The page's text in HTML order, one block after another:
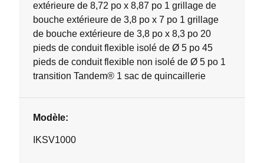
extérieure de 8,72 po x 8,87 po 1 grillage de
bouche extérieure de 3,8 po x 7 po 1 grillage
de bouche extérieure de 3,8 po x 8,3 po 20
pieds de conduit flexible isolé de Ø 5 po 45
pieds de conduit flexible non isolé de Ø 5 po 1
transition Tandem® 1 sac de quincaillerie
Modèle:
IKSV1000